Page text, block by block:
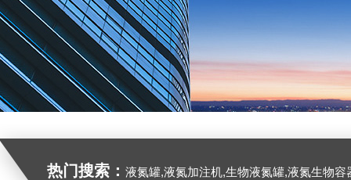
热门搜索： 液氮罐,液氮加注机,生物液氮罐,液氮生物容器,